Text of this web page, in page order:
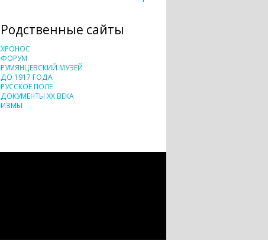
Родственные сайты
ХРОНОС
ФОРУМ
РУМЯНЦЕВСКИЙ МУЗЕЙ
ДО 1917 ГОДА
РУССКОЕ ПОЛЕ
ДОКУМЕНТЫ XX ВЕКА
ИЗМЫ